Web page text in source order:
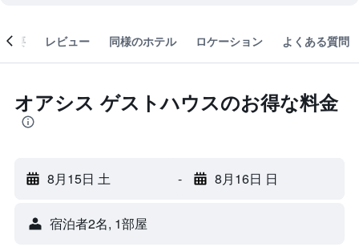
概要 レビュー 同様のホテル ロケーション よくある質問
オアシス ゲストハウスのお得な料金
8月15日 土 - 8月16日 日
宿泊者2名, 1​部屋